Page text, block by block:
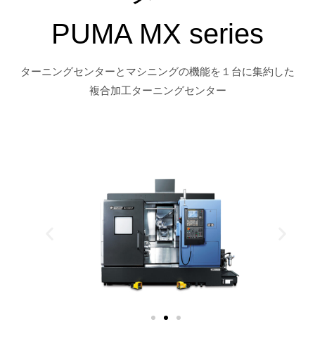
PUMA MX series
ターニングセンターとマシニングの機能を１台に集約した
複合加工ターニングセンター